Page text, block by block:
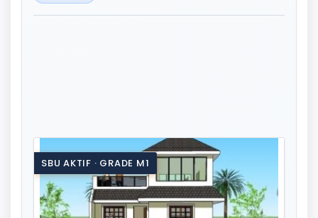
SBU AKTIF · GRADE M1